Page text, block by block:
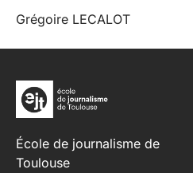
Grégoire LECALOT
École de journalisme de
Toulouse